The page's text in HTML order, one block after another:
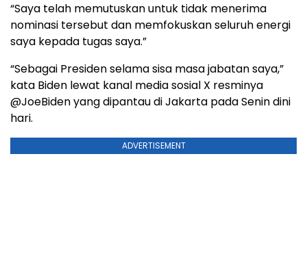
“Saya telah memutuskan untuk tidak menerima
nominasi tersebut dan memfokuskan seluruh energi
saya kepada tugas saya.”
“Sebagai Presiden selama sisa masa jabatan saya,”
kata Biden lewat kanal media sosial X resminya
@JoeBiden yang dipantau di Jakarta pada Senin dini
hari.
ADVERTISEMENT